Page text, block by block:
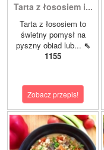
Tarta z łososiem i...
Tarta z łososiem to
świetny pomysł na
pyszny obiad lub... ⇖
1155
Zobacz przepis!